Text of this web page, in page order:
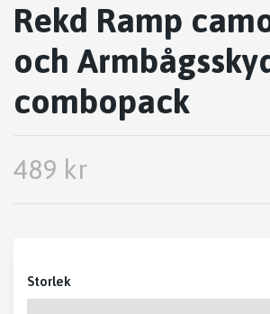
Rekd Ramp
och
combopack
489 kr
Storlek